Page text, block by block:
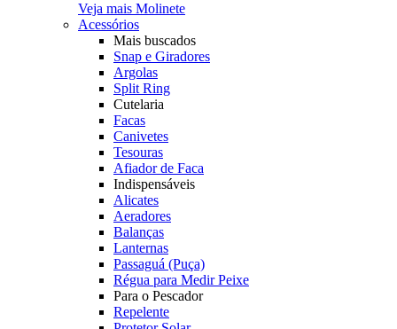
Veja mais Molinete
Acessórios
Mais buscados
Snap e Giradores
Argolas
Split Ring
Cutelaria
Facas
Canivetes
Tesouras
Afiador de Faca
Indispensáveis
Alicates
Aeradores
Balanças
Lanternas
Passaguá (Puça)
Régua para Medir Peixe
Para o Pescador
Repelente